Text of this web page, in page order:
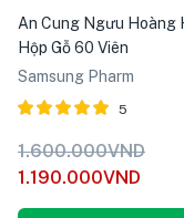
An Cung Ngưu Hoàng
Hộp Gỗ 60 Viên
Samsung Pharm
Được xếp
hạng
5.00
5
sao
5
1.600.000VND
1.190.000VND